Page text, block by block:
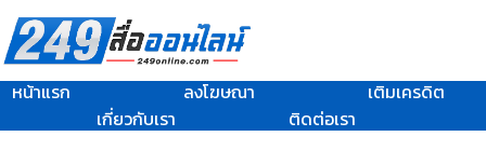
หน้าแรก ลงโฆษณา
เติมเครดิต
เกี่ยวกับเรา
ติดต่อเรา